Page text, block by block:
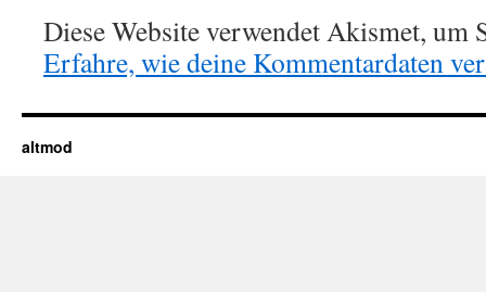
Diese Website verwendet Akismet, um
Erfahre, wie deine Kommentardaten
altmod